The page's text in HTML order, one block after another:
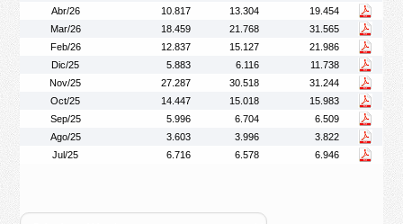
Abr/26
10.817 13.304
19.454
Mar/26
18.459 21.768
31.565
Feb/26
12.837 15.127
21.986
Dic/25
5.883 6.116
11.738
Nov/25
27.287 30.518
31.244
Oct/25
14.447 15.018
15.983
Sep/25
5.996 6.704
6.509
Ago/25
3.603 3.996
3.822
Jul/25
6.716 6.578 6.946